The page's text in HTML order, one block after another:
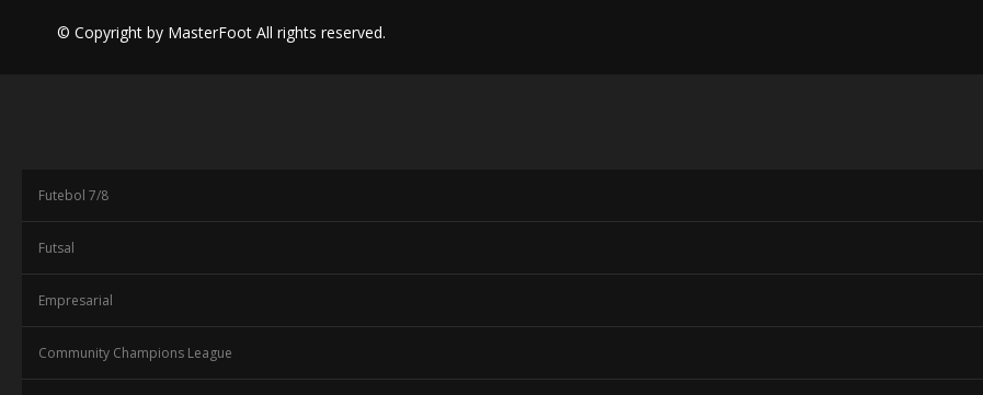
© Copyright by MasterFoot All rights reserved.
Futebol 7/8
Futsal
Empresarial
Community Champions League